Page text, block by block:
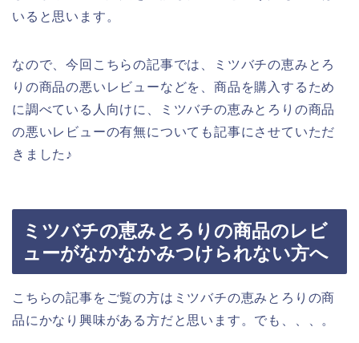
いると思います。
なので、今回こちらの記事では、ミツバチの恵みとろ
りの商品の悪いレビューなどを、商品を購入するため
に調べている人向けに、ミツバチの恵みとろりの商品
の悪いレビューの有無についても記事にさせていただ
きました♪
ミツバチの恵みとろりの商品のレビ
ューがなかなかみつけられない方へ
こちらの記事をご覧の方はミツバチの恵みとろりの商
品にかなり興味がある方だと思います。でも、、、。